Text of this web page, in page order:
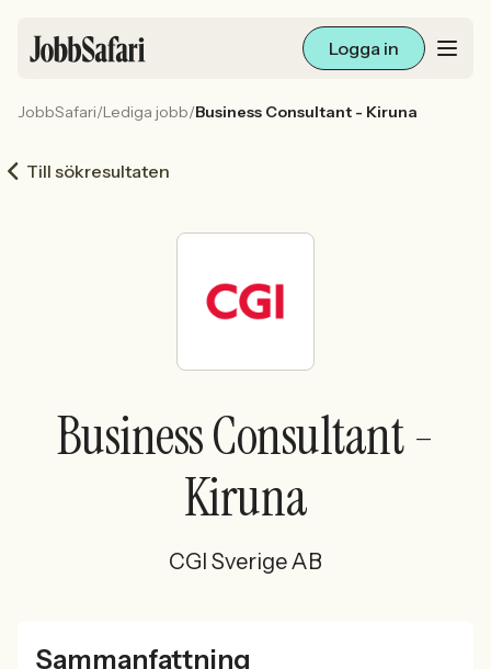
Logga in
Arbetsliv och karriär
För arbetsgivare
Sök med AI
Ny här? Skapa konto
JobbSafari/Lediga jobb/Business Consultant - Kiruna
Till sökresultaten
Business Consultant -
Kiruna
CGI Sverige AB
Sammanfattning